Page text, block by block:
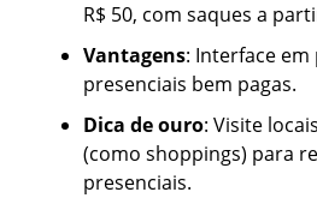
R$ 50, com saques a
Vantagens: Interface
presenciais bem pagas.
Dica de ouro: Visite
(como shoppings) para
presenciais.